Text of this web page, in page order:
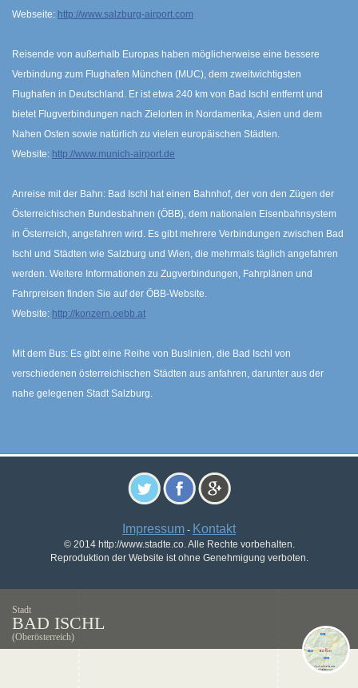
Webseite: http://www.salzburg-airport.com
Reisende von außerhalb Europas haben möglicherweise eine bessere
Verbindung zum Flughafen München (MUC), dem zweitwichtigsten
Flughafen in Deutschland. Er ist etwa 240 km von Bad Ischl entfernt und
bietet Flugverbindungen nach Zielorten in Nordamerika, Asien und dem
Nahen Osten sowie natürlich zu vielen europäischen Städten.
Website: http://www.munich-airport.de
Anreise mit der Bahn: Bad Ischl hat einen Bahnhof, der von den Zügen der
Österreichischen Bundesbahnen (ÖBB), dem nationalen Eisenbahnsystem
in Österreich, angefahren wird. Es gibt mehrere Verbindungen zwischen Bad
Ischl und Städten wie Salzburg und Wien, die mehrmals täglich angefahren
werden. Weitere Informationen zu Zugverbindungen, Fahrplänen und
Fahrpreisen finden Sie auf der ÖBB-Website.
Website: http://konzern.oebb.at
Mit dem Bus: Es gibt eine Reihe von Buslinien, die Bad Ischl von
verschiedenen österreichischen Städten aus anfahren, darunter aus der
nahe gelegenen Stadt Salzburg.
Impressum - Kontakt
© 2014 http://www.stadte.co. Alle Rechte vorbehalten.
Reproduktion der Website ist ohne Genehmigung verboten.
Stadt
BAD ISCHL
(Oberösterreich)